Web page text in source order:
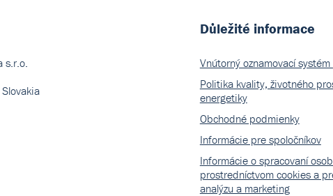
s.r.o.
Důležité informace
Vnútorný oznamovací
Politika kvality, životného
energetiky
Obchodné podmienky
Informácie pre spoločníkov
Informácie o spracovaní
prostredníctvom cookies a
analýzu a marketing